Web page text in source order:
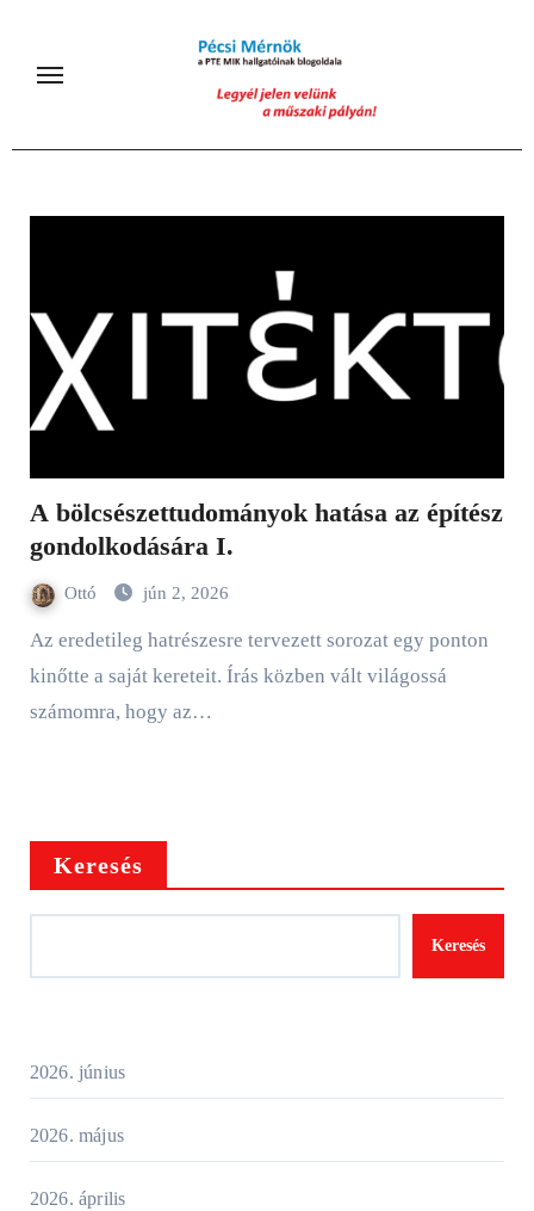
content
A bölcsészettudományok hatása az építész
gondolkodására I.
Ottó jún 2, 2026
Az eredetileg hatrészesre tervezett sorozat egy ponton
kinőtte a saját kereteit. Írás közben vált világossá
számomra, hogy az…
Keresés
Keresés
2026. június
2026. május
2026. április